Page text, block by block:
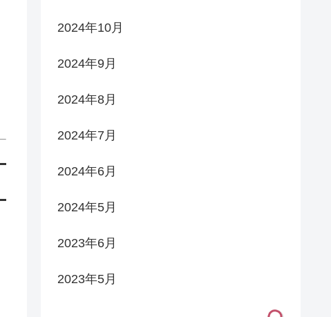
2024年10月
2024年9月
2024年8月
2024年7月
2024年6月
2024年5月
2023年6月
2023年5月